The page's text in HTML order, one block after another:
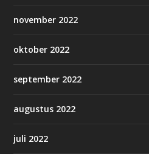
november 2022
oktober 2022
september 2022
augustus 2022
juli 2022